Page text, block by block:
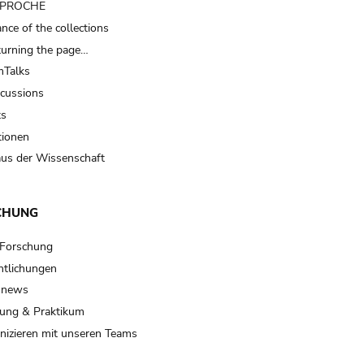
of the collections
the page…
der Wissenschaft
& Praktikum
mit unseren Teams